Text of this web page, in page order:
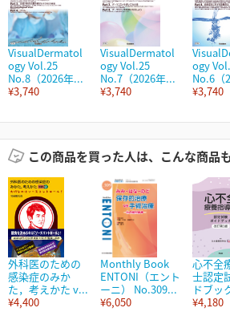
VisualDermatol
ogy Vol.25
No.8（2026年...
¥3,740
VisualDermatol
ogy Vol.25
No.7（2026年...
¥3,740
ogy
No.6（
¥3,740
この商品を買った人は、こんな商品
外科医のための
感染症のみか
た，考えかた v...
¥4,400
Monthly Book
ENTONI（エント
ーニ） No.309...
¥6,050
心不全
士認定
ドブッ
¥4,180